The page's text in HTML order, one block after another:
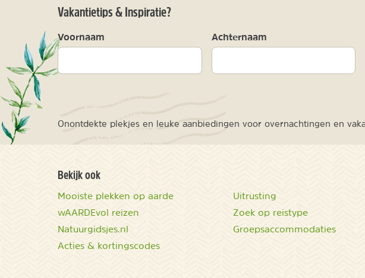
Vakantietips & Inspiratie?
Voornaam Achternaam
Onontdekte plekjes en leuke aanbiedingen voor overnachtingen en
Bekijk ook
Mooiste plekken op aarde
wAARDEvol reizen
Natuurgidsjes.nl
Acties & kortingscodes
Uitrusting
Zoek op reistype
Groepsaccommodaties